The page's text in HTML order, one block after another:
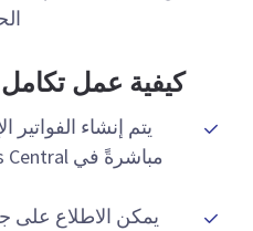
كيفية عمل تكامل Business Central
يتم إنشاء الفواتير
يمكن الاطلاع